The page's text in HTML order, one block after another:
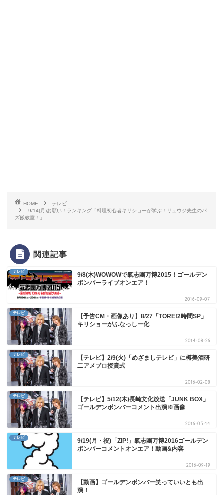
HOME
テレビ
9/14(月)お願い！ランキング「料理初心者キリショーが学ぶ！リュウジ先生のバ
ズ飯教室！」
関連記事
テレビ
9/8(木)WOWOWで氣志團万博2015！ゴールデン
ボンバーライブオンエア！
2016-09-07
テレビ
【予告CM・画像あり】8/27「TORE!2時間SP」
キリショーがふなっしー化
2014-08-26
テレビ
【テレビ】2/9(火)「めざましテレビ」に樽美酒研
二アメブロ授賞式
2016-02-08
テレビ
【テレビ】5/12(木)長崎文化放送「JUNK BOX」
ゴールデンボンバーコメント出演※画像
2016-05-14
テレビ
9/19(月・祝)「ZIP!」氣志團万博2016ゴールデン
ボンバーコメントオンエア！動画&内容
2016-09-19
テレビ
【動画】ゴールデンボンバー笑っていいとも出
演！